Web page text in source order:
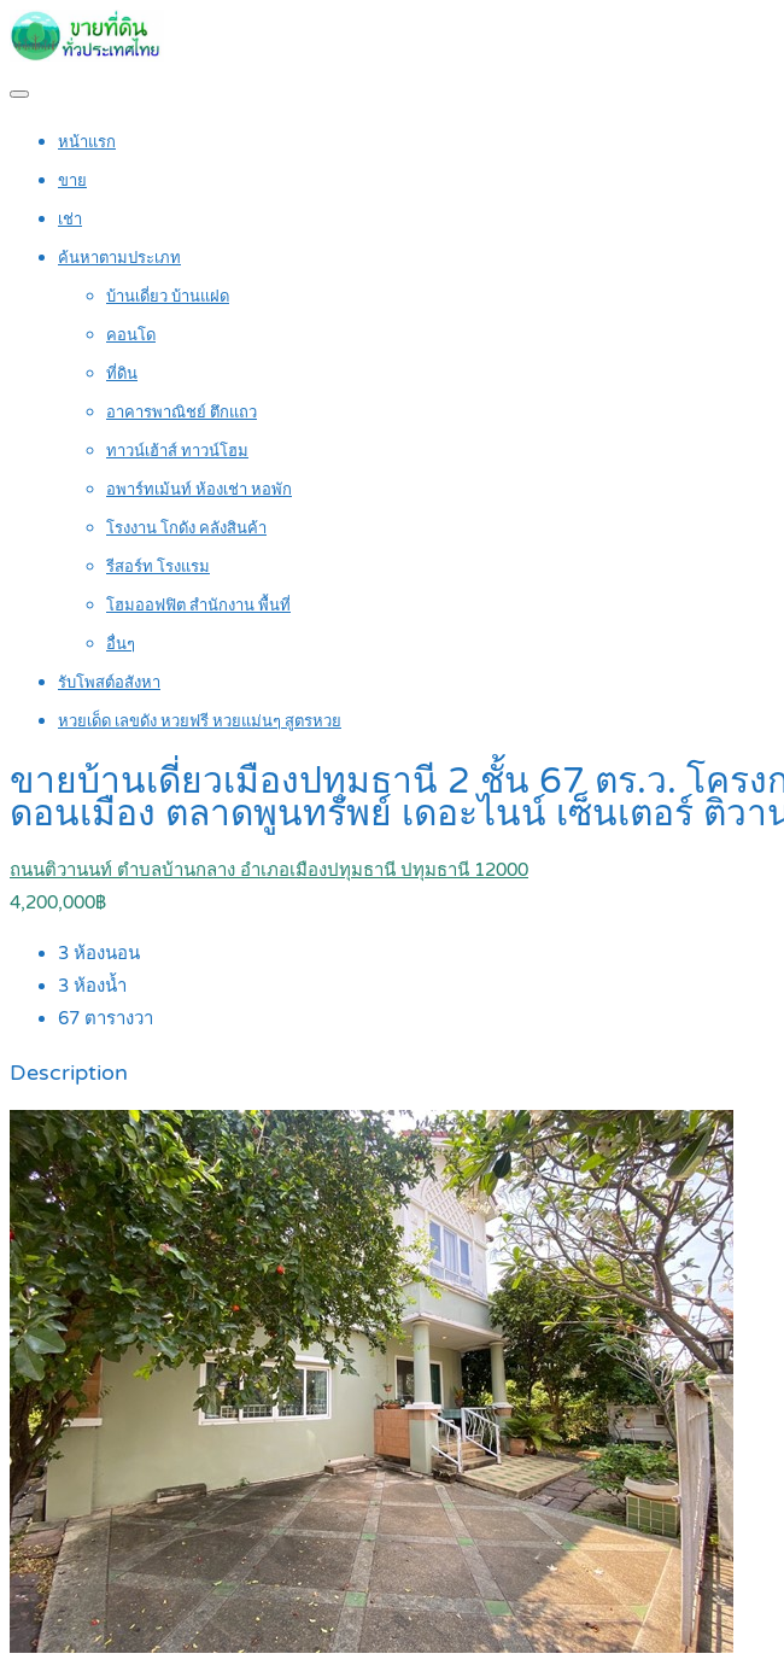
หน้าแรก
ขาย
เช่า
ค้นหาตามประเภท
บ้านเดี่ยว บ้านแฝด
คอนโด
ที่ดิน
อาคารพาณิชย์ ตึกแถว
ทาวน์เฮ้าส์ ทาวน์โฮม
อพาร์ทเม้นท์ ห้องเช่า หอพัก
โรงงาน โกดัง คลังสินค้า
รีสอร์ท โรงแรม
โฮมออฟฟิต สำนักงาน พื้นที่
อื่นๆ
รับโพสต์อสังหา
หวยเด็ด เลขดัง หวยฟรี หวยแม่นๆ สูตรหวย
ขายบ้านเดี่ยวเมืองปทุมธานี 2 ชั้น 67 ตร.ว. โคร
ดอนเมือง ตลาดพูนทรัพย์ เดอะไนน์ เซ็นเตอร์ ติว
ถนนติวานนท์ ตำบลบ้านกลาง อำเภอเมืองปทุมธานี ปทุมธานี 12000
4,200,000฿
3 ห้องนอน
3 ห้องน้ำ
67 ตารางวา
Description